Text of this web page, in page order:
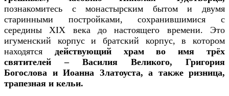
познакомитесь с монастырским бытом и двумя
старинными постройками, сохранившимися с
середины ХIХ века до настоящего времени. Это
игуменский корпус и братский корпус, в котором
находятся действующий храм во имя трёх
святителей – Василия Великого, Григория
Богослова и Иоанна Златоуста, а также ризница,
трапезная и кельи.